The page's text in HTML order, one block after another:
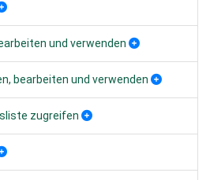
und verwenden
bearbeiten und verwenden
zugreifen